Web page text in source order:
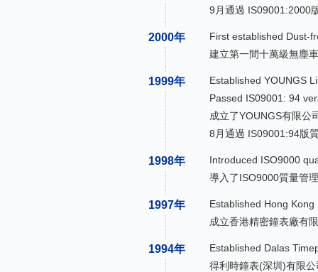
9月通過 IS09001:2000
2000年
First established Dust-
建立第一間十萬級無塵
1999年
Established YOUNGS
Passed IS09001: 94
成立了YOUNGS有限公
8月通過 IS09001:94版
1998年
Introduced ISO9000
導入了ISO9000質量管
1997年
Established Hong
成立香港精密鐘表廠有
1994年
Established Dalas
得利時鐘表(深圳)有限